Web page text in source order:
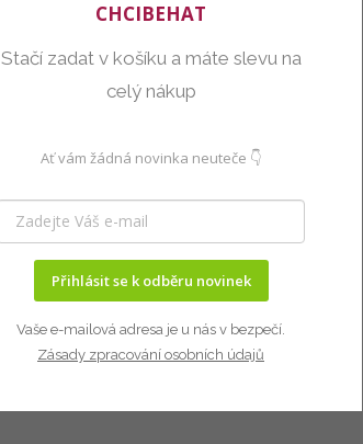
CHCIBEHAT
Stačí zadat v košíku a máte slevu na
celý nákup
Ať vám žádná novinka neuteče 👇
Přihlásit se k odběru novinek
Vaše e-mailová adresa je u nás v bezpečí.
Zásady zpracování osobních údajů